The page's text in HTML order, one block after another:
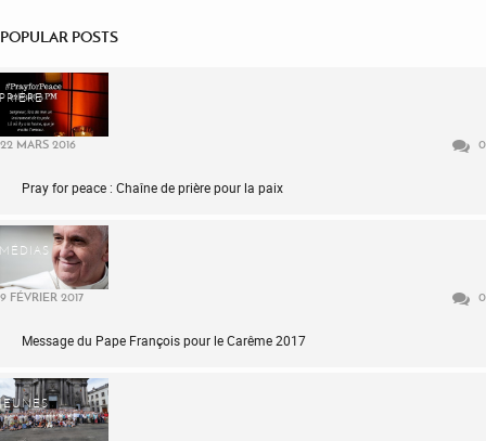
POPULAR POSTS
PRIÈRE
22 MARS 2016 0
Pray for peace : Chaîne de prière pour la paix
MÉDIAS
9 FÉVRIER 2017 0
Message du Pape François pour le Carême 2017
JEUNES